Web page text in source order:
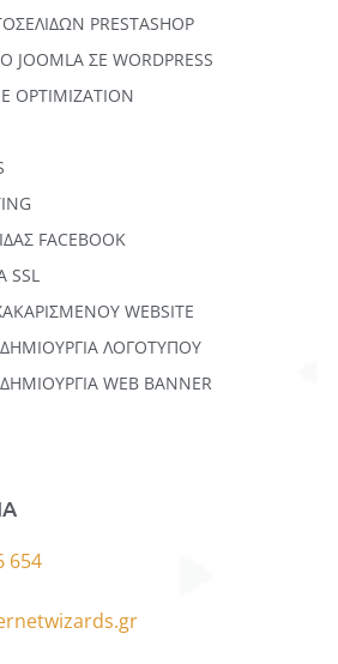
PRESTASHOP
ΣΕ WORDPRESS
OPTIMIZATION
FACEBOOK
WEBSITE
ΛΟΓΟΤΥΠΟΥ
WEB BANNER
654